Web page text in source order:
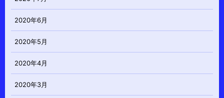
2020年6月
2020年5月
2020年4月
2020年3月